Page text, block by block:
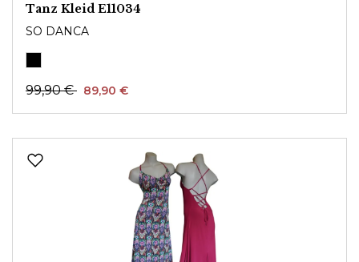
Tanz Kleid E11034
SO DANCA
99,90 € 89,90 €